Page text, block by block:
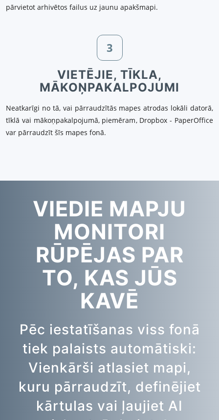
pārvietot arhivētos failus uz jaunu apakšmapi.
3
VIETĒJIE, TĪKLA,
MĀKOŅPAKALPOJUMI
Neatkarīgi no tā, vai pārraudzītās mapes atrodas lokāli datorā,
tīklā vai mākoņpakalpojumā, piemēram, Dropbox - PaperOffice
var pārraudzīt šīs mapes fonā.
VIEDIE MAPJU
MONITORI
RŪPĒJAS PAR
TO, KAS JŪS
KAVĒ
Pēc iestatīšanas viss fonā
tiek palaists automātiski:
Vienkārši atlasiet mapi,
kuru pārraudzīt, definējiet
kārtulas vai ļaujiet AI